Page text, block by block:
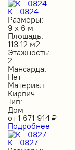
К - 0824
Размеры:
9 х 6 м
Площадь:
113.12 м2
Этажность:
2
Мансарда:
Нет
Материал:
Кирпич
Тип:
Дом
от 1 671 914 ₽
Подробнее
К - 0827